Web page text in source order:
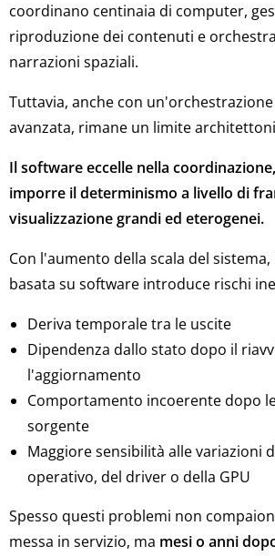
coordinano centinaia di computer,
riproduzione dei contenuti e
narrazioni spaziali.
Tuttavia, anche con
avanzata, rimane un limite
Il software eccelle nella
imporre il determinismo a livello di
visualizzazione grandi ed eterogenei.
Con l'aumento della scala del
basata su software introduce rischi
Deriva temporale tra le uscite
Dipendenza dallo stato dopo il
l'aggiornamento
Comportamento incoerente dopo
sorgente
Maggiore sensibilità alle variazioni
operativo, del driver o della GPU
Spesso questi problemi non
messa in servizio, ma mesi o anni